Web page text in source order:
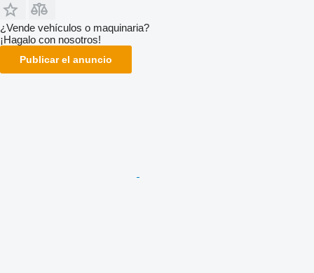
¿Vende vehículos o maquinaria?
¡Hagalo con nosotros!
Publicar el anuncio